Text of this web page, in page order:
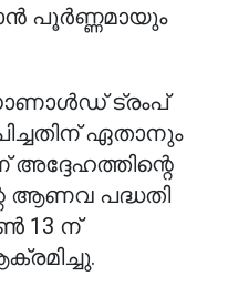
പൂർണ്ണമായും
ട്രംപ്
ഏതാനും
ആണവ പദ്ധതി
13 ന്